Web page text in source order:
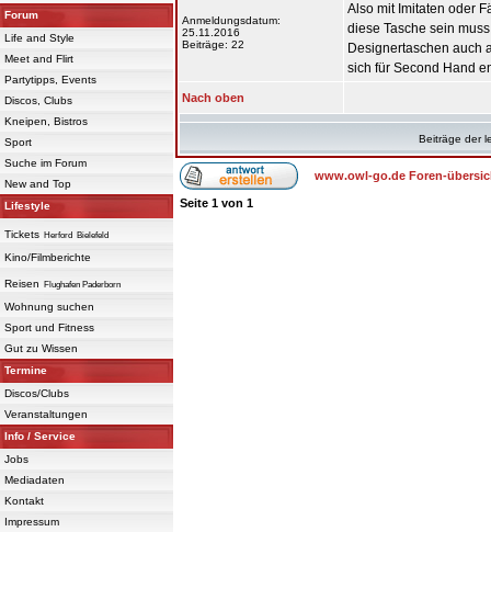
Forum
Life and Style
Meet and Flirt
Partytipps, Events
Discos, Clubs
Kneipen, Bistros
Sport
Suche im Forum
New and Top
Lifestyle
Tickets Herford Bielefeld
Kino/Filmberichte
Reisen Flughafen Paderborn
Wohnung suchen
Sport und Fitness
Gut zu Wissen
Termine
Discos/Clubs
Veranstaltungen
Info / Service
Jobs
Mediadaten
Kontakt
Impressum
Anmeldungsdatum:
25.11.2016
Beiträge: 22
Also mit Imitaten oder
diese Tasche sein
Designertaschen auch
sich für Second Hand
Nach oben
Beiträge der
www.owl-go.de Foren-
Seite 1 von 1